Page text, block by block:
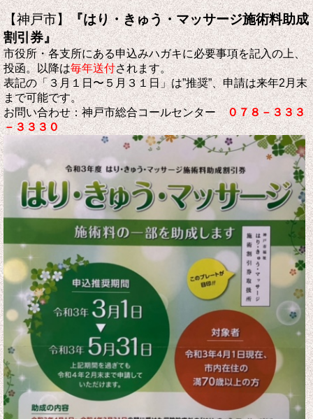
【神戸市】『はり・きゅう・マッサージ施術料助成
割引券』
市役所・各支所にある申込みハガキに必要事項を記入の上、
投函。以降は毎年送付されます。
表記の「３月１日〜５月３１日」は”推奨”、申請は来年2月末
まで可能です。
お問い合わせ：神戸市総合コールセンター０７８－３３３
－３３３０